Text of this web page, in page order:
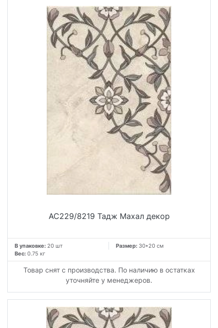
AC229/8219 Тадж Махал декор
В упаковке: 20 шт Размер: 30*20 см
Вес: 0.75 кг
Товар снят с производства. По наличию в остатках
уточняйте у менеджеров.